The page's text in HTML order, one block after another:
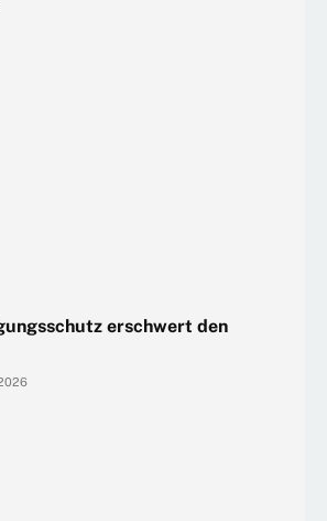
erschwert den